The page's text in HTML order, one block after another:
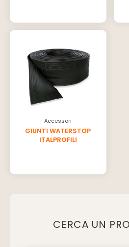
Accessori
GIUNTI WATERSTOP
ITALPROFILI
CERCA UN